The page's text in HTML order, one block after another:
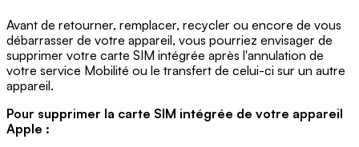
Avant de retourner, remplacer, recycler ou encore de vous
débarrasser de votre appareil, vous pourriez envisager de
supprimer votre carte SIM intégrée après l'annulation de
votre service Mobilité ou le transfert de celui-ci sur un autre
appareil.
Pour supprimer la carte SIM intégrée de votre appareil
Apple :